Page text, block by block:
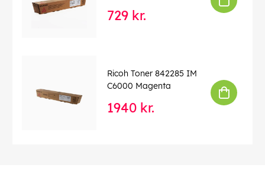
729 kr.
Ricoh Toner 842285 IM
C6000 Magenta
1940 kr.